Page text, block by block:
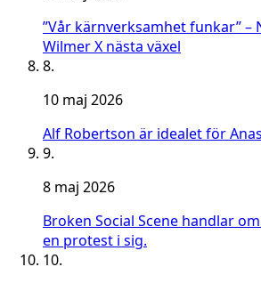
”Vår kärnverksamhet funkar” –
Wilmer X nästa växel
8.
10 maj 2026
Alf Robertson är idealet för
9.
8 maj 2026
Broken Social Scene handlar
en protest i sig.
10.